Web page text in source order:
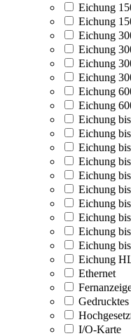
Eichung
Eichung
Eichung
Eichung
Eichung
Eichung
Eichung
Eichung
Eichung
Eichung
Eichung
Eichung
Eichung
Eichung
Eichung
Eichung
Eichung
Eichung
Eichung
Ethernet
I/O-Karte